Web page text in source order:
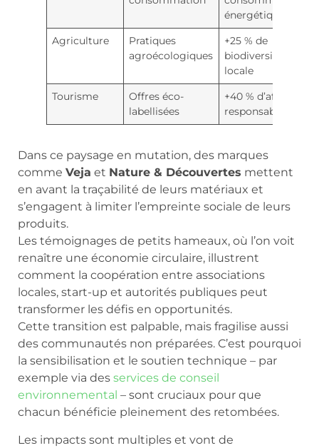
énergétique
Agriculture
Pratiques
agroécologiques
+25 % de
biodiversité
locale
Tourisme
Offres éco-
labellisées
+40 % d’afflux
responsable
Dans ce paysage en mutation, des marques
comme Veja et Nature & Découvertes mettent
en avant la traçabilité de leurs matériaux et
s’engagent à limiter l’empreinte sociale de leurs
produits.
Les témoignages de petits hameaux, où l’on voit
renaître une économie circulaire, illustrent
comment la coopération entre associations
locales, start-up et autorités publiques peut
transformer les défis en opportunités.
Cette transition est palpable, mais fragilise aussi
des communautés non préparées. C’est pourquoi
la sensibilisation et le soutien technique – par
exemple via des services de conseil
environnemental – sont cruciaux pour que
chacun bénéficie pleinement des retombées.
Les impacts sont multiples et vont de